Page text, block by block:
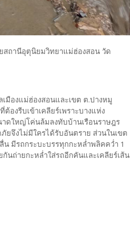
สถานีอุตุนิยมวิทยาแม่ฮ่องสอน วัด
มืองแม่ฮ่องสอนและเขต ต.ปางหมู
องรีบเข้าเคลียร์เพราะบางแห่ง
ดใหญ่โค่นล้มลงทับบ้านเรือนราษฎร
ยจึงไม่มีใครได้รับอันตราย ส่วนในเขต
มีรถกระบะบรรทุกกะหล่ำพลิคคว่ำ 1
นถ่ายกะหล่ำใส่รถอีกคันและเคลียร์เส้น